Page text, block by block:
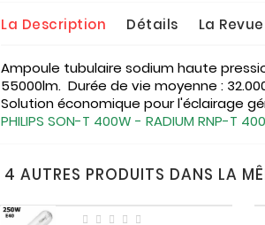
La Description Détails La Revue
Ampoule tubulaire sodium haute
55000lm. Durée de vie moyenne :
Solution économique pour l'éclairage
PHILIPS SON-T 400W - RADIUM RNP-T
4 AUTRES PRODUITS DANS LA